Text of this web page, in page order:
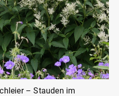
– Stauden im